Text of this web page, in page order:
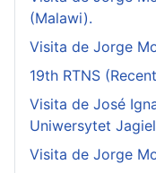
(Malawi).
Visita de Jorge
19th RTNS
Visita de José
Uniwersytet
Visita de Jorge